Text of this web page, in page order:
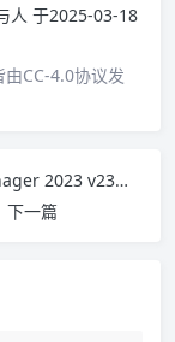
人 于2025-03-18
CC-4.0协议发
MindManager 2023 v23破解版下载及安装使用教程
下一篇